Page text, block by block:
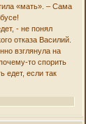
«мать». – Сама
- не понял
отказа Василий.
взглянула на
то спорить
едет, если так